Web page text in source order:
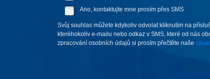
Ano, kontaktujte mne prosím přes SMS
Svůj souhlas můžete kdykoliv odvolat kliknutím na
kteréhokoliv e-mailu nebo odkaz v SMS, které od nás
zpracování osobních údajů si prosím přečtěte naše